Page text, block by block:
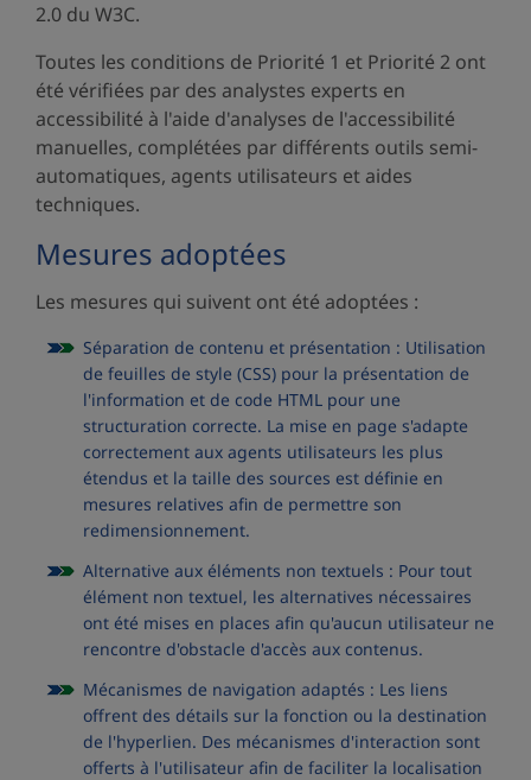
2.0 du W3C.
Toutes les conditions de Priorité 1 et Priorité 2 ont
été vérifiées par des analystes experts en
accessibilité à l'aide d'analyses de l'accessibilité
manuelles, complétées par différents outils semi-
automatiques, agents utilisateurs et aides
techniques.
Mesures adoptées
Les mesures qui suivent ont été adoptées :
Séparation de contenu et présentation : Utilisation
de feuilles de style (CSS) pour la présentation de
l'information et de code HTML pour une
structuration correcte. La mise en page s'adapte
correctement aux agents utilisateurs les plus
étendus et la taille des sources est définie en
mesures relatives afin de permettre son
redimensionnement.
Alternative aux éléments non textuels : Pour tout
élément non textuel, les alternatives nécessaires
ont été mises en places afin qu'aucun utilisateur ne
rencontre d'obstacle d'accès aux contenus.
Mécanismes de navigation adaptés : Les liens
offrent des détails sur la fonction ou la destination
de l'hyperlien. Des mécanismes d'interaction sont
offerts à l'utilisateur afin de faciliter la localisation